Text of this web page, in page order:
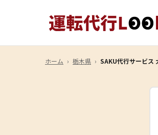
ホーム › 栃木県 › SAKU代行サービス